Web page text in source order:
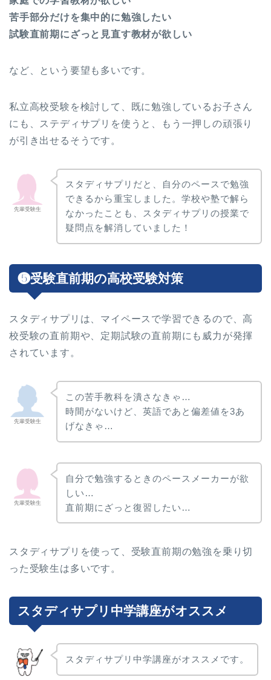
苦手部分だけを集中的に勉強したい
試験直前期にざっと見直す教材が欲しい
など、という要望も多いです。
私立高校受験を検討して、既に勉強しているお子さん
にも、ステディサプリを使うと、もう一押しの頑張り
が引き出せるそうです。
先輩受験生
スタディサプリだと、自分のペースで勉強
できるから重宝しました。学校や塾で解ら
なかったことも、スタディサプリの授業で
疑問点を解消していました！
❺受験直前期の高校受験対策
スタディサプリは、マイペースで学習できるので、高
校受験の直前期や、定期試験の直前期にも威力が発揮
されています。
先輩受験生
この苦手教科を潰さなきゃ…
時間がないけど、英語であと偏差値を3あ
げなきゃ…
先輩受験生
自分で勉強するときのペースメーカーが欲
しい…
直前期にざっと復習したい…
スタディサプリを使って、受験直前期の勉強を乗り切
った受験生は多いです。
スタディサプリ中学講座がオススメ
スタディサプリ中学講座がオススメです。